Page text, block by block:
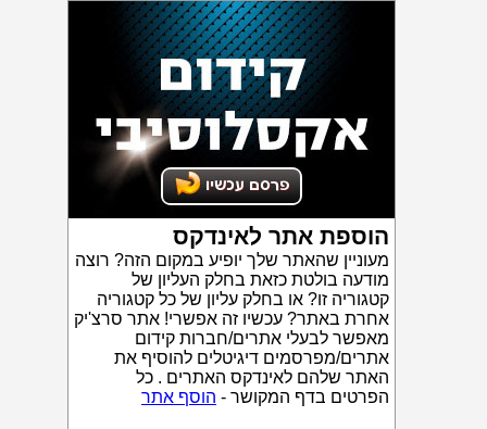
הוספת אתר לאינדקס
מעוניין שהאתר שלך יופיע במקום הזה? רוצה
מודעה בולטת כזאת בחלק העליון של
קטגוריה זו? או בחלק עליון של כל קטגוריה
אחרת באתר? עכשיו זה אפשרי! אתר סרצ'יק
מאפשר לבעלי אתרים/חברות קידום
אתרים/מפרסמים דיגיטלים להוסיף את
האתר שלהם לאינדקס האתרים . כל
הפרטים בדף המקושר - הוסף אתר